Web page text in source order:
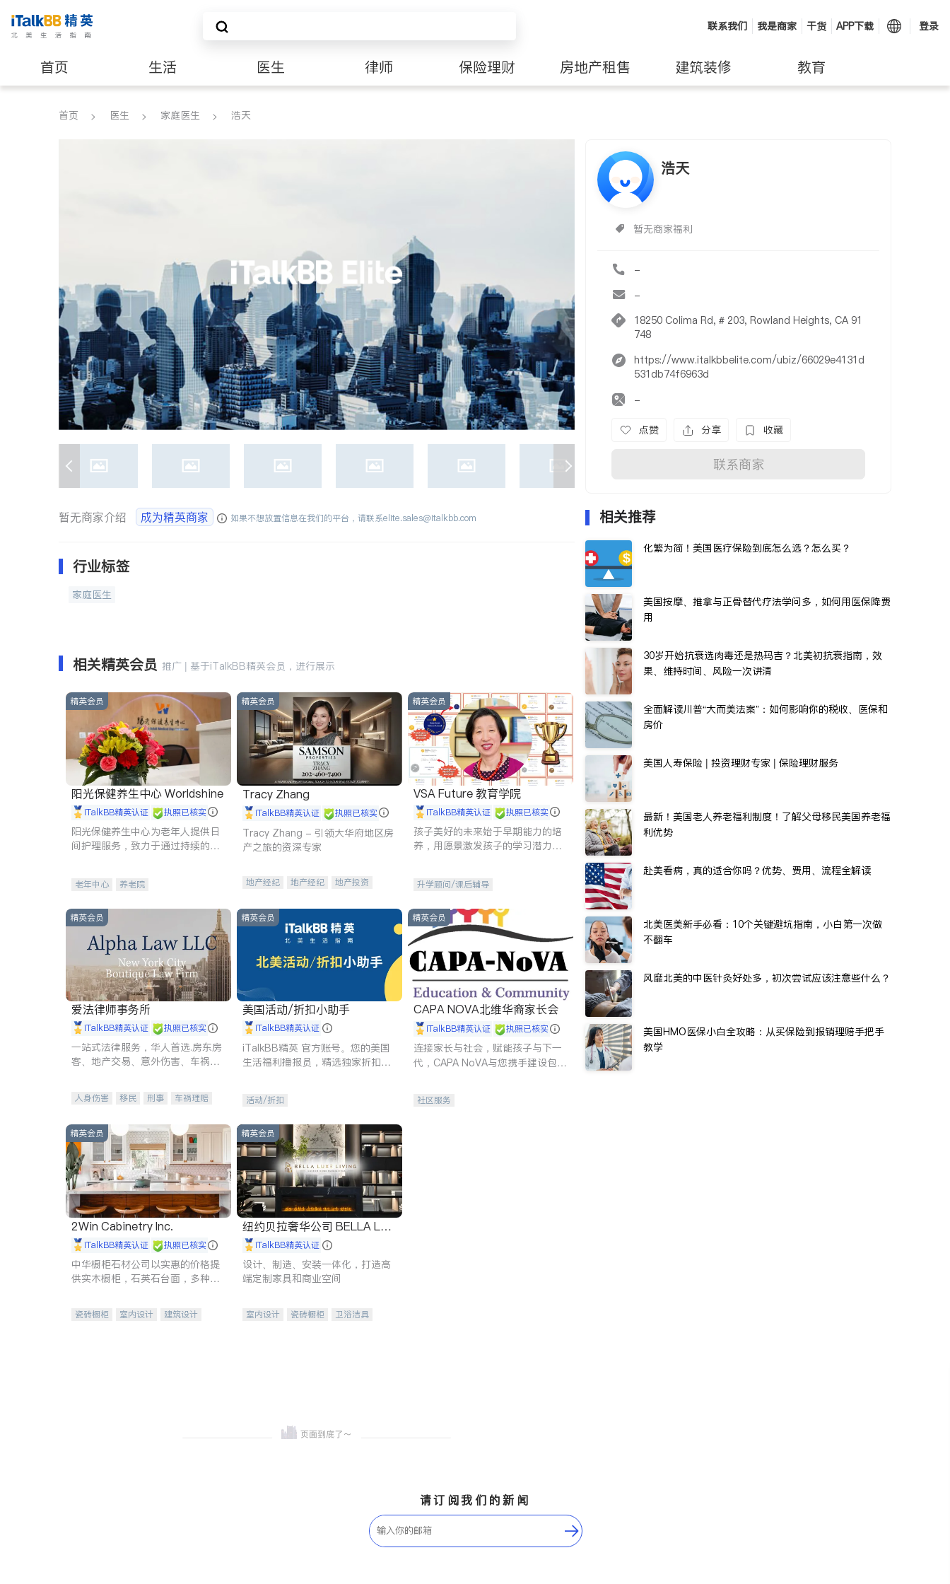
联系我们 我是商家 干货 APP下载 登录
首页 生活 医生 律师 保险理财 房地产租售 建筑装修 教育
养老 非盈利组织
首页 医生 家庭医生 浩天
浩天
暂无商家福利
-
-
18250 Colima Rd, # 203, Rowland Heights, CA 91
748
https://www.italkbbelite.com/ubiz/66029e4131d
531db74f6963d
-
点赞 分享 收藏
联系商家
暂无商家介绍 成为精英商家 如果不想放置信息在我们的平台，请联系elite.sales@italkbb.com
行业标签
家庭医生
相关精英会员 推广 | 基于iTalkBB精英会员，进行展示
精英会员
阳光保健养生中心 Worldshine
iTalkBB精英认证 执照已核实
阳光保健养生中心为老年人提供日
间护理服务，致力于通过持续的护
老年中心 养老院
精英会员
Tracy Zhang
iTalkBB精英认证 执照已核实
Tracy Zhang - 引领大华府地区房
产之旅的资深专家
地产经纪 地产经纪
地产投资
精英会员
VSA Future 教育学院
iTalkBB精英认证 执照已核实
孩子美好的未来始于早期能力的培
养，用愿景激发孩子的学习潜力和
升学顾问/课后辅导
精英会员
爱法律师事务所
iTalkBB精英认证 执照已核实
一站式法律服务，华人首选.房东房
客、地产交易、意外伤害、车祸重
人身伤害 移民 刑事
车祸理赔
商标注册
索赔 律师-其它 保释
精英会员
美国活动/折扣小助手
iTalkBB精英认证
iTalkBB精英 官方账号。您的美国
生活福利播报员，精选独家折扣、
活动/折扣
精英会员
CAPA NOVA北维华裔家长会
iTalkBB精英认证 执照已核实
连接家长与社会，赋能孩子与下一
代，CAPA NoVA与您携手建设包
社区服务
精英会员
2Win Cabinetry Inc.
iTalkBB精英认证 执照已核实
中华橱柜石材公司以实惠的价格提
供实木橱柜，石英石台面，多种优
瓷砖橱柜 室内设计
建筑设计
精英会员
纽约贝拉奢华公司 BELLA LUX
E iTalkBB精英认证
设计、制造、安装一体化，打造高
端定制家具和商业空间
室内设计 瓷砖橱柜
卫浴洁具
相关推荐
化繁为简！美国医疗保险到底怎么选？怎么买？
美国按摩、推拿与正骨替代疗法学问多，如何用医保降费
用
30岁开始抗衰选肉毒还是热玛吉？北美初抗衰指南，效
果、维持时间、风险一次讲清
全面解读川普“大而美法案”：如何影响你的税收、医保和
房价
美国人寿保险 | 投资理财专家 | 保险理财服务
最新！美国老人养老福利制度！了解父母移民美国养老福
利优势
赴美看病，真的适合你吗？优势、费用、流程全解读
北美医美新手必看：10个关键避坑指南，小白第一次做
不翻车
风靡北美的中医针灸好处多，初次尝试应该注意些什么？
美国HMO医保小白全攻略：从买保险到报销理赔手把手
教学
请订阅我们的新闻